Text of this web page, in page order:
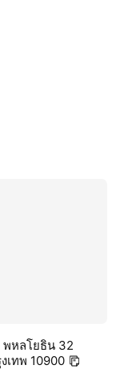
พหลโยธิน 32
เทพ 10900